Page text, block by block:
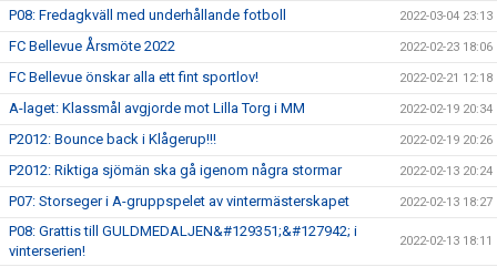
P08: Fredagkväll med underhållande fotboll 2022-03-04 23:13
FC Bellevue Årsmöte 2022 2022-02-23 18:06
FC Bellevue önskar alla ett fint sportlov! 2022-02-21 12:18
A-laget: Klassmål avgjorde mot Lilla Torg i MM 2022-02-19 20:34
P2012: Bounce back i Klågerup!!! 2022-02-19 20:26
P2012: Riktiga sjömän ska gå igenom några stormar 2022-02-13 20:24
P07: Storseger i A-gruppspelet av vintermästerskapet 2022-02-13 18:27
P08: Grattis till GULDMEDALJEN&#129351;&#127942; i
vinterserien!
2022-02-13 18:11